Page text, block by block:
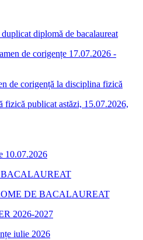
diplomă de bacalaureat
de corigențe 17.07.2026 -
de corigență la disciplina fizică
fizică publicat astăzi, 15.07.2026,
10.07.2026
2026-2027
iulie 2026